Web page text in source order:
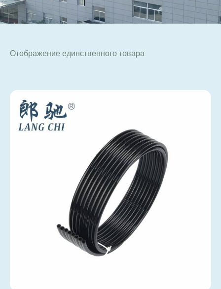
Отображение единственного товара